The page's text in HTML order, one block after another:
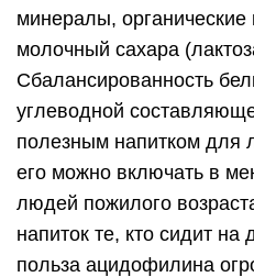
минералы, органические
молочный сахара
Сбалансированность
углеводной
полезным напитком для
его можно включать в
людей пожилого
напиток те, кто сидит на
польза ацидофилина